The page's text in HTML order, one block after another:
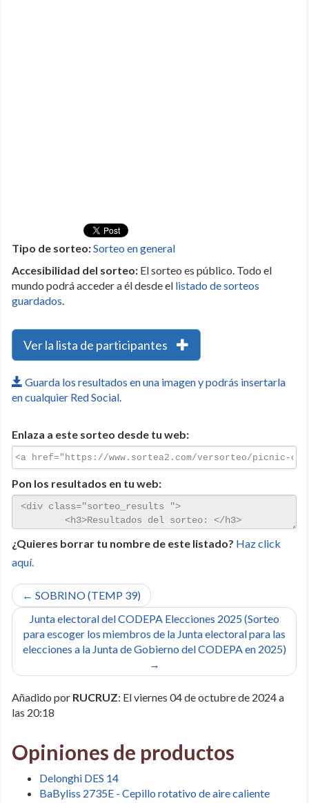
Tipo de sorteo:Sorteo en general
Accesibilidad del sorteo: El sorteo es público. Todo el
mundo podrá acceder a él desde el listado de sorteos
guardados.
Ver la lista de participantes
Guarda los resultados en una imagen y podrás insertarla
en cualquier Red Social.
Enlaza a este sorteo desde tu web:
Pon los resultados en tu web:
¿Quieres borrar tu nombre de este listado? Haz click
aquí.
← SOBRINO (TEMP 39)
Junta electoral del CODEPA Elecciones 2025 (Sorteo
para escoger los miembros de la Junta electoral para las
elecciones a la Junta de Gobierno del CODEPA en 2025)
→
Añadido por RUCRUZ: El viernes 04 de octubre de 2024 a
las 20:18
Opiniones de productos
Delonghi DES 14
BaByliss 2735E - Cepillo rotativo de aire caliente